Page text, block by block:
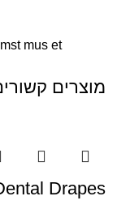
mus et
מוצרים
Drapes